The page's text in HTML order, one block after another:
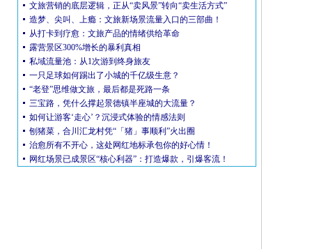
文旅营销的底层逻辑，正从“卖风景”转向“卖生活方式”
造梦、尖叫、上瘾：文旅新场景流量入口的三部曲！
从打卡到疗愈：文旅产品的情绪供给革命
露营景区300%增长的暴利真相
私域流量池：从1次游到终身旅友
一只足球如何踢出了小城的千亿级生意？
“老登”思维做文旅，最后都是死路一条
三宝路，凭什么撑起景德镇半座城的大流量？
如何让游客‘走心’？沉浸式体验的情感法则
刨猪菜，合川汇龙村凭“「猪」事顺利”火出圈
治愈所有不开心，这处网红地标承包你的好心情！
网红场景已成景区“核心利器”：打造爆款，引爆客流！